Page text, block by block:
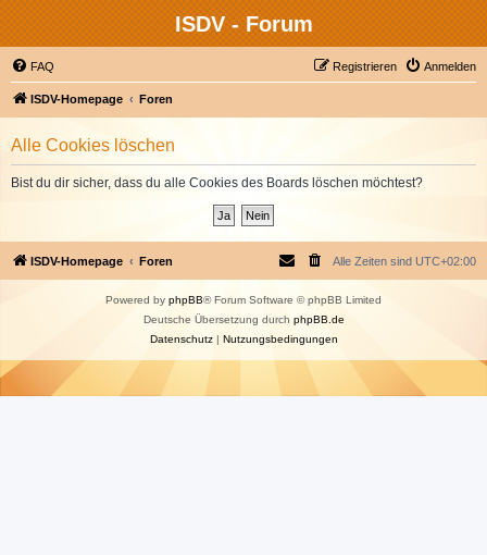
ISDV - Forum
FAQ Anmelden
Registrieren
ISDV-Homepage Foren
Alle Cookies löschen
Bist du dir sicher, dass du alle Cookies des Boards löschen möchtest?
ISDV-Homepage Foren Alle Zeiten sind UTC+02:00
Powered by phpBB® Forum Software © phpBB Limited
Deutsche Übersetzung durch phpBB.de
Datenschutz| Nutzungsbedingungen